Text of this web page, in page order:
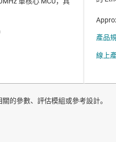
的參數、評估模組或參考設計。